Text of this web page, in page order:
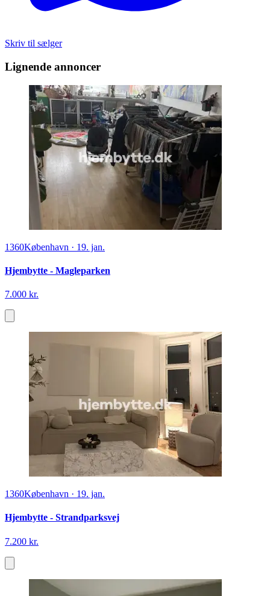
Skriv til sælger
Lignende annoncer
1360København · 19. jan.
Hjembytte - Magleparken
7.000 kr.
1360København · 19. jan.
Hjembytte - Strandparksvej
7.200 kr.